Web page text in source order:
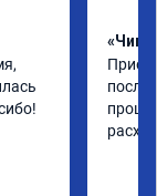
«Чип
после